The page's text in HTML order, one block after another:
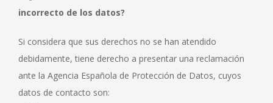
incorrecto de los datos?
Si considera que sus derechos no se han atendido
debidamente, tiene derecho a presentar una reclamación
ante la Agencia Española de Protección de Datos, cuyos
datos de contacto son: